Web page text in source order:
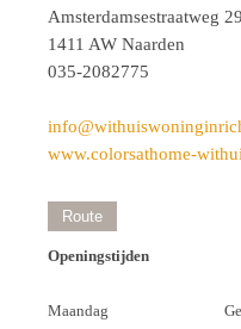
Amsterdamsestraatweg
1411 AW Naarden
035-2082775
www.colorsathome-
Route
Openingstijden
Maandag